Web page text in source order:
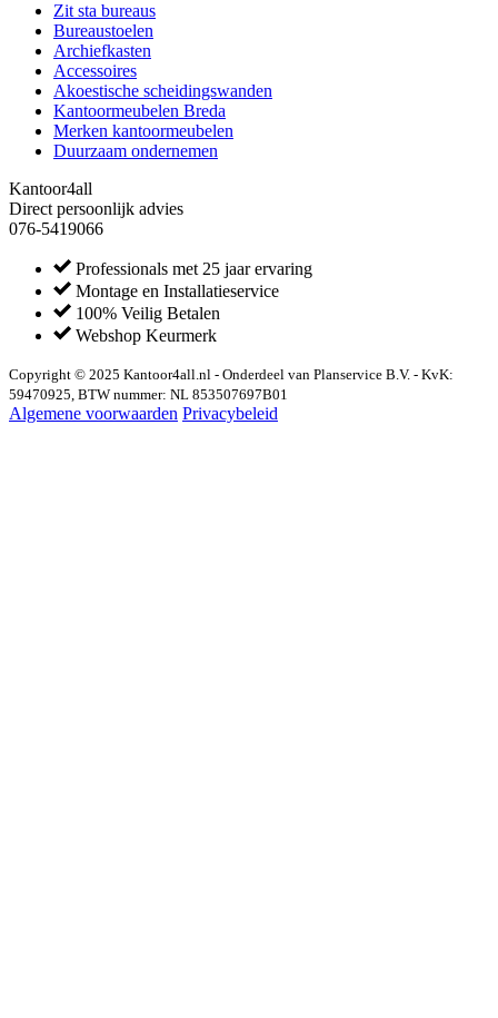
Zit sta bureaus
Bureaustoelen
Archiefkasten
Accessoires
Akoestische scheidingswanden
Kantoormeubelen Breda
Merken kantoormeubelen
Duurzaam ondernemen
Kantoor4all
Direct persoonlijk advies
076-5419066
Professionals met 25 jaar ervaring
Montage en Installatieservice
100% Veilig Betalen
Webshop Keurmerk
Copyright © 2025 Kantoor4all.nl - Onderdeel van Planservice B.V. - KvK:
59470925, BTW nummer: NL 853507697B01
Algemene voorwaarden Privacybeleid